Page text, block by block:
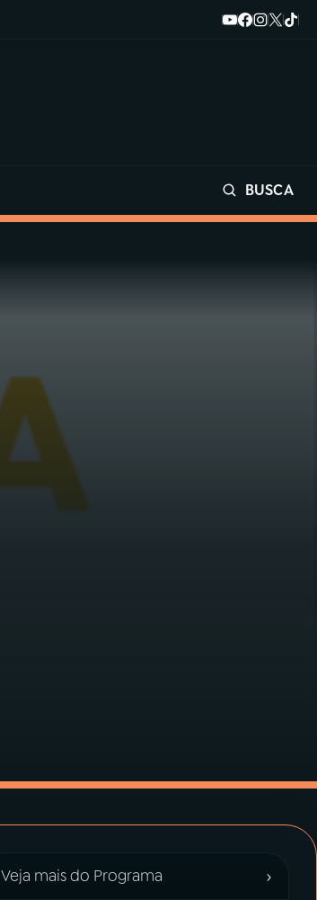
BUSCA
Veja mais do Programa ›